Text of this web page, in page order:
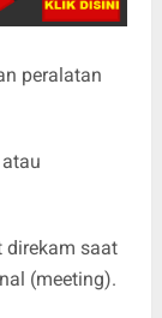
peralatan
direkam saat
(meeting).